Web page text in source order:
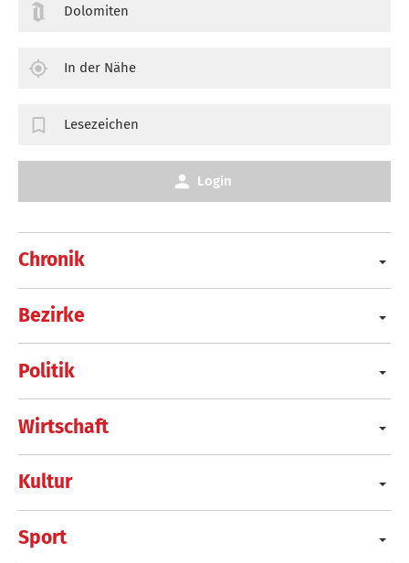
Chronik
Bezirke
Politik
Wirtschaft
Kultur
Sport
Dolomiten
In der Nähe
Lesezeichen
Login